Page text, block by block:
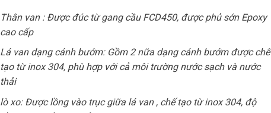
Thân van : Được đúc từ gang cầu FCD450, được phủ sớn Epoxy
cao cấp
Lá van dạng cánh bướm: Gồm 2 nữa dạng cánh bướm được chế
tạo từ inox 304, phù hợp với cả môi trường nước sạch và nước
thải
lò xo: Được lồng vào trục giữa lá van , chế tạo từ inox 304, độ